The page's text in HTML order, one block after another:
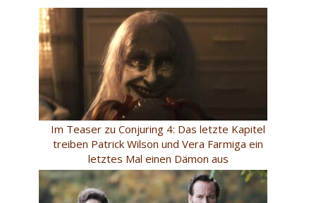
Im Teaser zu Conjuring 4: Das letzte Kapitel
treiben Patrick Wilson und Vera Farmiga ein
letztes Mal einen Dämon aus